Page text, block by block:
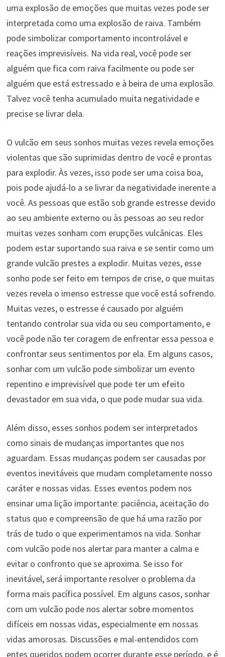
uma explosão de emoções que muitas vezes pode ser
interpretada como uma explosão de raiva. Também
pode simbolizar comportamento incontrolável e
reações imprevisíveis. Na vida real, você pode ser
alguém que fica com raiva facilmente ou pode ser
alguém que está estressado e à beira de uma explosão.
Talvez você tenha acumulado muita negatividade e
precise se livrar dela.
O vulcão em seus sonhos muitas vezes revela emoções
violentas que são suprimidas dentro de você e prontas
para explodir. Às vezes, isso pode ser uma coisa boa,
pois pode ajudá-lo a se livrar da negatividade inerente a
você. As pessoas que estão sob grande estresse devido
ao seu ambiente externo ou às pessoas ao seu redor
muitas vezes sonham com erupções vulcânicas. Eles
podem estar suportando sua raiva e se sentir como um
grande vulcão prestes a explodir. Muitas vezes, esse
sonho pode ser feito em tempos de crise, o que muitas
vezes revela o imenso estresse que você está sofrendo.
Muitas vezes, o estresse é causado por alguém
tentando controlar sua vida ou seu comportamento, e
você pode não ter coragem de enfrentar essa pessoa e
confrontar seus sentimentos por ela. Em alguns casos,
sonhar com um vulcão pode simbolizar um evento
repentino e imprevisível que pode ter um efeito
devastador em sua vida, o que pode mudar sua vida.
Além disso, esses sonhos podem ser interpretados
como sinais de mudanças importantes que nos
aguardam. Essas mudanças podem ser causadas por
eventos inevitáveis que mudam completamente nosso
caráter e nossas vidas. Esses eventos podem nos
ensinar uma lição importante: paciência, aceitação do
status quo e compreensão de que há uma razão por
trás de tudo o que experimentamos na vida. Sonhar
com vulcão pode nos alertar para manter a calma e
evitar o confronto que se aproxima. Se isso for
inevitável, será importante resolver o problema da
forma mais pacífica possível. Em alguns casos, sonhar
com um vulcão pode nos alertar sobre momentos
difíceis em nossas vidas, especialmente em nossas
vidas amorosas. Discussões e mal-entendidos com
entes queridos podem ocorrer durante esse período, e é